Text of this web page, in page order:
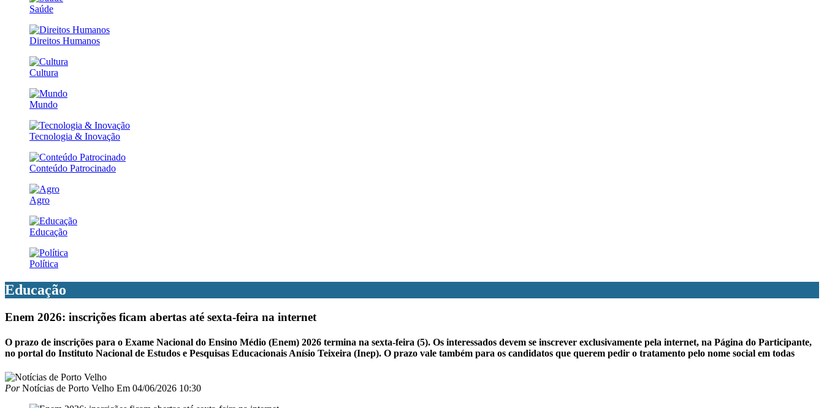
Saúde
Direitos Humanos
Cultura
Mundo
Tecnologia & Inovação
Conteúdo Patrocinado
Agro
Educação
Política
Educação
Enem 2026: inscrições ficam abertas até sexta-feira na internet
O prazo de inscrições para o Exame Nacional do Ensino Médio (Enem) 2026 termina na sexta-feira (5). Os interessados devem se inscrever exclusivamente pela internet, na Página do Participante,
no portal do Instituto Nacional de Estudos e Pesquisas Educacionais Anísio Teixeira (Inep). O prazo vale também para os candidatos que querem pedir o tratamento pelo nome social em todas
PorNotícias de Porto Velho Em 04/06/2026 10:30